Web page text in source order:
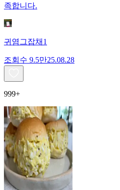
족합니다.
귀염그잡채1
조회수 9.5만25.08.28
999+